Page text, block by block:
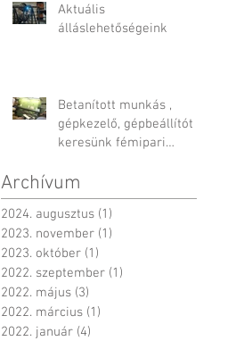
Aktuális
álláslehetőségeink
Betanított munkás ,
gépkezelő, gépbeállítót
keresünk fémipari
Archívum
2024. augusztus (1)
2023. november (1)
2023. október (1)
2022. szeptember (1)
2022. május (3)
2022. március (1)
2022. január (4)